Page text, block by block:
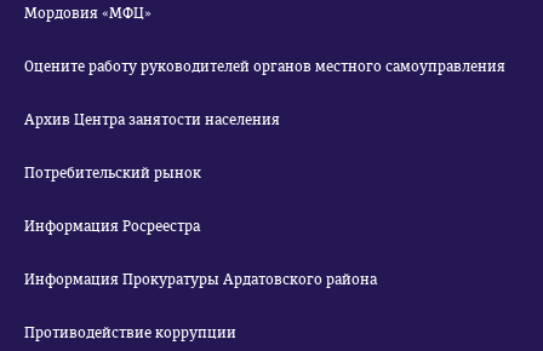
Мордовия «МФЦ»
Оцените работу руководителей органов местного самоуправления
Архив Центра занятости населения
Потребительский рынок
Информация Росреестра
Информация Прокуратуры Ардатовского района
Противодействие коррупции